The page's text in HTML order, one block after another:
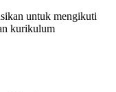
untuk mengikuti
kurikulum